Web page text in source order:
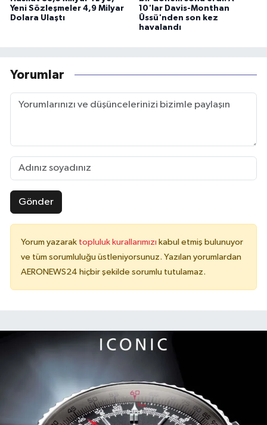
Yeni Sözleşmeler 4,9 Milyar
Dolara Ulaştı
10'lar Davis-Monthan
Üssü'nden son kez
havalandı
Yorumlar
Gönder
Yorum yazarak topluluk kurallarımızı kabul etmiş bulunuyor
ve tüm sorumluluğu üstleniyorsunuz. Yazılan yorumlardan
AERONEWS24 hiçbir şekilde sorumlu tutulamaz.